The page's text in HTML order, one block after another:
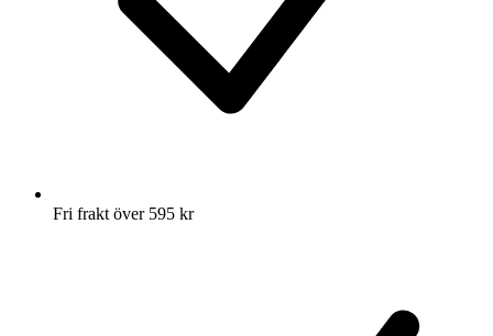
Fri frakt över 595 kr